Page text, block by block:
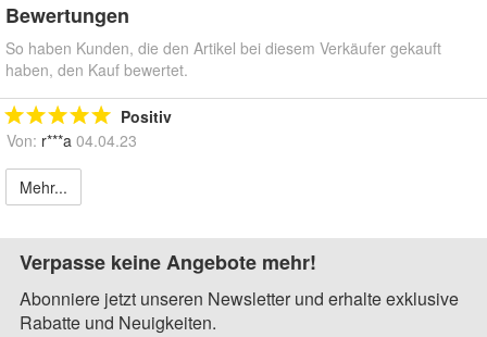
Bewertungen
So haben Kunden, die den Artikel bei diesem Verkäufer gekauft
haben, den Kauf bewertet.
Positiv
Von: r***a 04.04.23
Mehr...
Verpasse keine Angebote mehr!
Abonniere jetzt unseren Newsletter und erhalte exklusive
Rabatte und Neuigkeiten.